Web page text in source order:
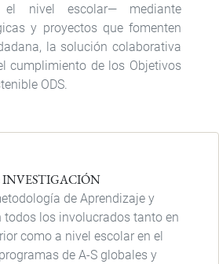
el nivel escolar— mediante
y proyectos que fomenten
la solución colaborativa
cumplimiento de los Objetivos
ODS.
INVESTIGACIÓN
de Aprendizaje y
todos los involucrados tanto en
como a nivel escolar en el
de A-S globales y